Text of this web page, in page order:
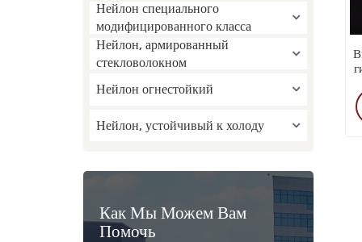
Нейлон специального
модифицированного класса
Нейлон, армированный
стекловолокном
Нейлон огнестойкий
Нейлон, устойчивый к холоду
Как Мы Можем Вам
Помочь